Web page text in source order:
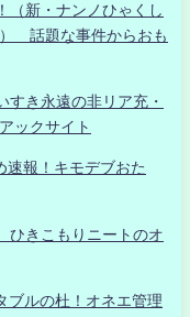
新・ナンノひゃくし
話題な事件からおも
すき永遠の非リア充・
ックサイト
速報！キモデブおた
きこもりニートのオ
ブルの杜！オネエ管理